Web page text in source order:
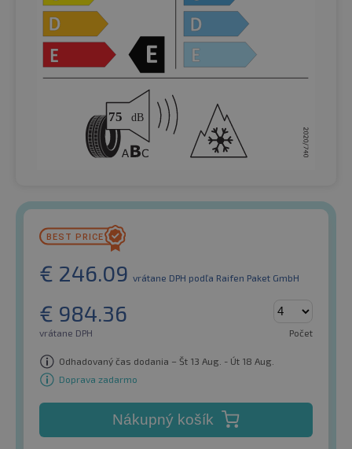
€ 246.09 vrátane DPH podľa Raifen Paket GmbH
€ 984.36
vrátane DPH Počet
Odhadovaný čas dodania – Št 13 Aug. - Út 18 Aug.
Doprava zadarmo
Nákupný košík